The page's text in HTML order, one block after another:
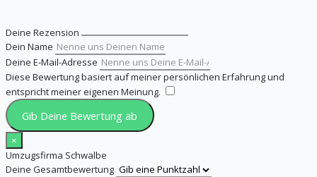
Deine Rezension
Dein Name
Deine E-Mail-Adresse
Diese Bewertung basiert auf meiner persönlichen Erfahrung und
entspricht meiner eigenen Meinung.
Gib Deine Bewertung ab
×
Umzugsfirma Schwalbe
Deine Gesamtbewertung